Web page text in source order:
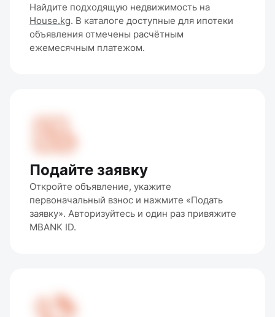
House.kg. В каталоге доступные для ипотеки
объявления отмечены расчётным
ежемесячным платежом.
Подайте заявку
Откройте объявление, укажите
первоначальный взнос и нажмите «Подать
заявку». Авторизуйтесь и один раз привяжите
MBANK ID.